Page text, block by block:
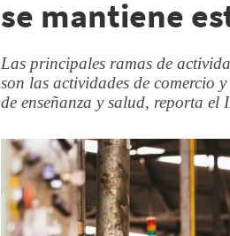
se mantiene
Las principales ramas de
son las actividades de comercio
de enseñanza y salud, reporta el